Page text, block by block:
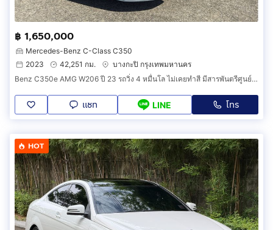
฿ 1,650,000
Mercedes-Benz C-Class C350
2023
42,251 กม.
บางกะปิ กรุงเทพมหานคร
Benz C350e AMG W206 ปี 23 รถวิ่ง 4 หมื่นโล ไม่เคยทำสี มีสารพันตรีศูนย์ถึงปี 26
แชท LINE โทร
HOT